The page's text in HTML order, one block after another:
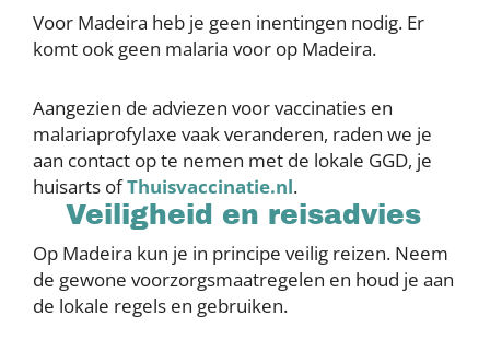
Voor Madeira heb je geen inentingen nodig. Er
komt ook geen malaria voor op Madeira.
Aangezien de adviezen voor vaccinaties en
malariaprofylaxe vaak veranderen, raden we je
aan contact op te nemen met de lokale GGD, je
huisarts ofThuisvaccinatie.nl.
Veiligheid en reisadvies
Op Madeira kun je in principe veilig reizen. Neem
de gewone voorzorgsmaatregelen en houd je aan
de lokale regels en gebruiken.